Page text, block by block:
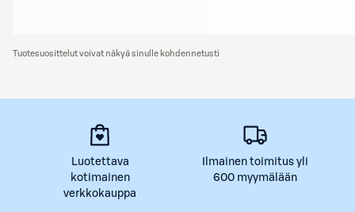
Tuotesuosittelut voivat näkyä sinulle kohdennetusti
Luotettava
kotimainen
verkkokauppa
Ilmainen toimitus yli
600 myymälään